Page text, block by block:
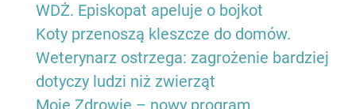
WDŻ. Episkopat apeluje o bojkot
Koty przenoszą kleszcze do domów.
Weterynarz ostrzega: zagrożenie bardziej
dotyczy ludzi niż zwierząt
Moje Zdrowie – nowy program